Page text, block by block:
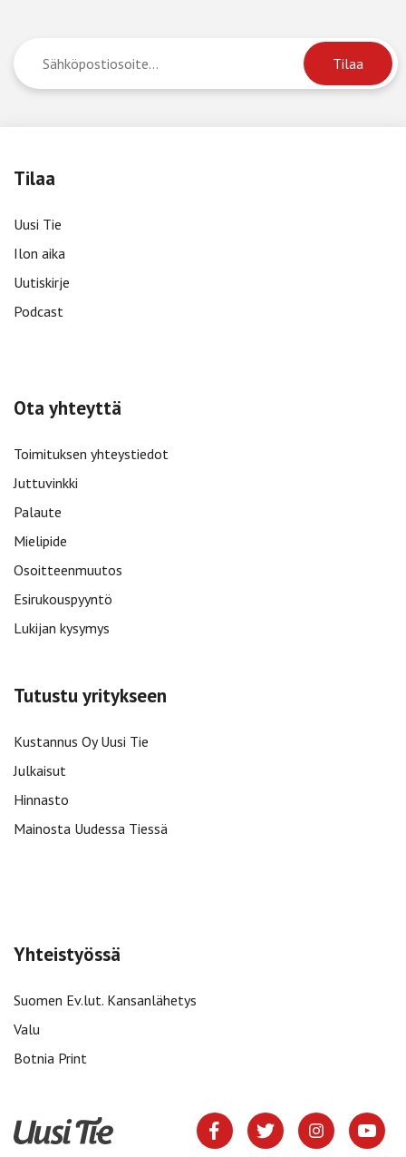
Tilaa
Uusi Tie
Ilon aika
Uutiskirje
Podcast
Ota yhteyttä
Toimituksen yhteystiedot
Juttuvinkki
Palaute
Mielipide
Osoitteenmuutos
Esirukouspyyntö
Lukijan kysymys
Tutustu yritykseen
Kustannus Oy Uusi Tie
Julkaisut
Hinnasto
Mainosta Uudessa Tiessä
Yhteistyössä
Suomen Ev.lut. Kansanlähetys
Valu
Botnia Print